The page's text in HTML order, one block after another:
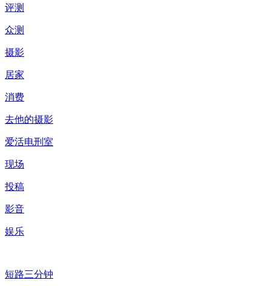
评测
众测
摄影
居家
消费
去他的摄影
爱活电刑室
现场
投稿
影音
娱乐
短路三分钟